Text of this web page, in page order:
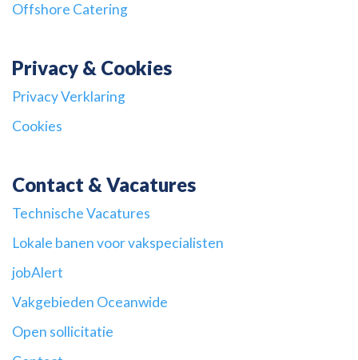
Offshore Catering
Privacy & Cookies
Privacy Verklaring
Cookies
Contact & Vacatures
Technische Vacatures
Lokale banen voor vakspecialisten
jobAlert
Vakgebieden Oceanwide
Open sollicitatie